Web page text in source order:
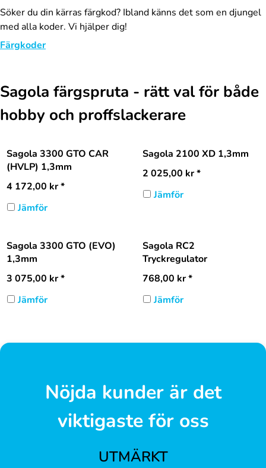
Söker du din kärras färgkod? Ibland känns det som en djungel
med alla koder. Vi hjälper dig!
Färgkoder
Sagola färgspruta - rätt val för både
hobby och proffslackerare
Sagola 3300 GTO CAR
(HVLP) 1,3mm
4 172,00 kr*
Jämför
Sagola 2100 XD 1,3mm
2 025,00 kr*
Jämför
Sagola 3300 GTO (EVO)
1,3mm
3 075,00 kr*
Jämför
Sagola RC2
Tryckregulator
768,00 kr*
Jämför
Nöjda kunder är det
viktigaste för oss
UTMÄRKT